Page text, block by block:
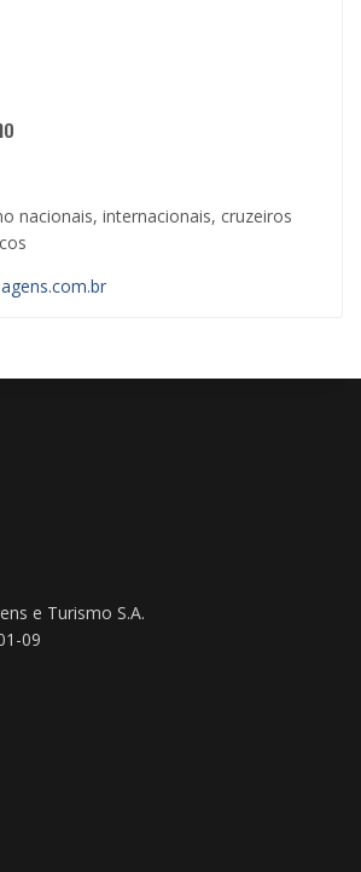
nacionais, internacionais, cruzeiros
e Turismo S.A.
09